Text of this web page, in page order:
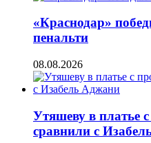
«Краснодар»
пенальти
08.08.2026
Утяшеву в платье
сравнили с